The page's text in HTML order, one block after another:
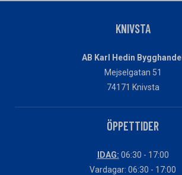
KNIVSTA
AB Karl Hedin Bygghandel
Mejselgatan 51
74171 Knivsta
ÖPPETTIDER
IDAG: 06:30 - 17:00
Vardagar: 06:30 - 17:00